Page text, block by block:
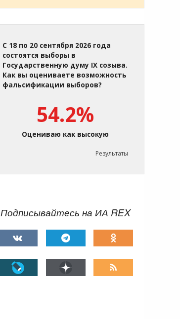
С 18 по 20 сентября 2026 года
состоятся выборы в
Государственную думу IX созыва.
Как вы оцениваете возможность
фальсификации выборов?
54.2%
Оцениваю как высокую
Результаты
Подписывайтесь на ИА REX